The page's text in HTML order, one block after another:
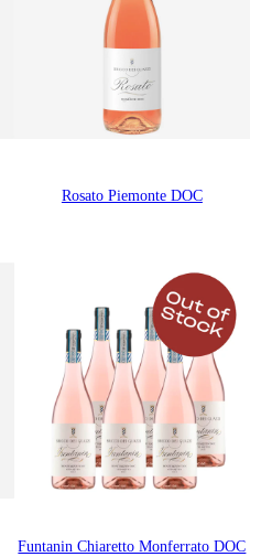
Rosato Piemonte DOC
Funtanin Chiaretto Monferrato DOC